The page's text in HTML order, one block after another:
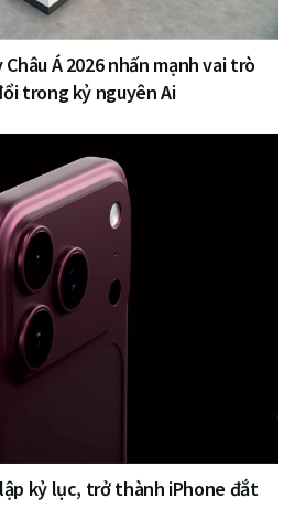
Á 2026 nhấn mạnh vai trò
trong kỷ nguyên Ai
lập kỷ lục, trở thành iPhone đắt